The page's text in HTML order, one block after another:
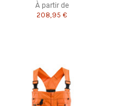
À partir de
208,95 €